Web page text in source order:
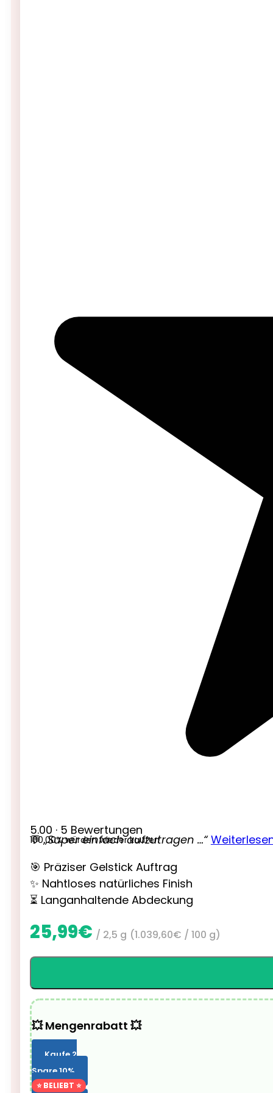
5.00 · 5 Bewertungen
100.00% würden wieder kaufen
💬 „Super einfach aufzutragen …“
🎯 Präziser Gelstick Auftrag
✨ Nahtloses natürliches Finish
⏳ Langanhaltende Abdeckung
25,99€ / 2,5 g (1.039,60€ / 100 g)
💥 Mengenrabatt 💥
Kaufe 2
Spare 10%
⭐ BELIEBT ⭐
Kaufe 3